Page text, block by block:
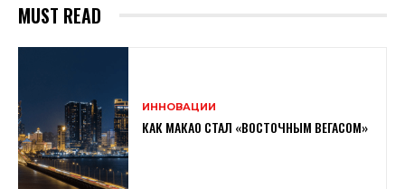
MUST READ
ИННОВАЦИИ
КАК МАКАО СТАЛ «ВОСТОЧНЫМ ВЕГАСОМ»